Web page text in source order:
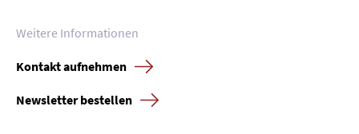
Weitere Informationen
Kontakt aufnehmen
Newsletter bestellen
Presse
Karriere
Kontakt